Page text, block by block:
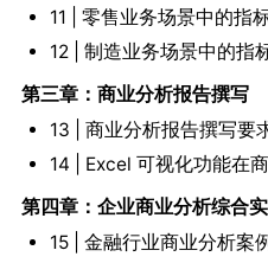
11 | 零售业务场景中的指
12 | 制造业务场景中的指
第三章：商业分析报告撰写
13 | 商业分析报告撰写要
14 | Excel 可视化功能在
第四章：企业商业分析综合
15 | 金融行业商业分析案